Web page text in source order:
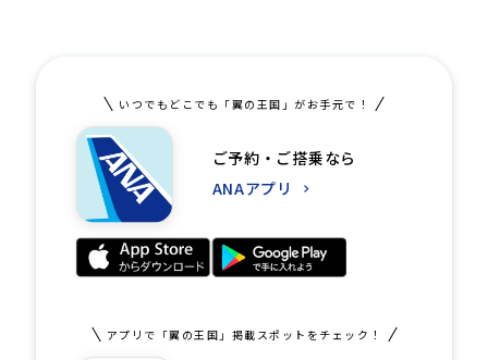
いつでもどこでも「翼の王国」がお手元で！
ご予約・ご搭乗なら
ANAアプリ
アプリで「翼の王国」掲載スポットをチェック！